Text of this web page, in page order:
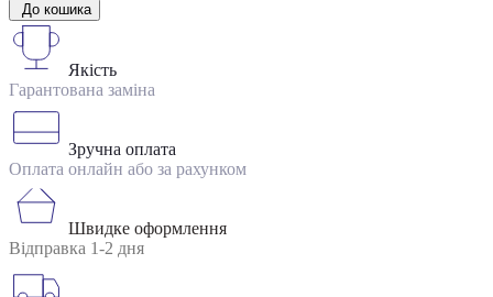
До кошика
Якість
Гарантована заміна
Зручна оплата
Оплата онлайн або за рахунком
Швидке оформлення
Відправка 1-2 дня